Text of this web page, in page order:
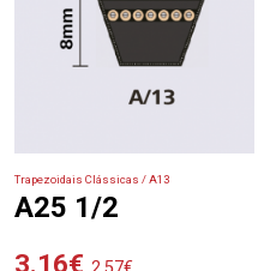
Trapezoidais Clássicas / A13
A25 1/2
3.16€